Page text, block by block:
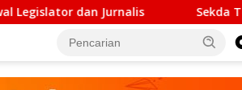
Sekda Tersangka Korupsi Belum